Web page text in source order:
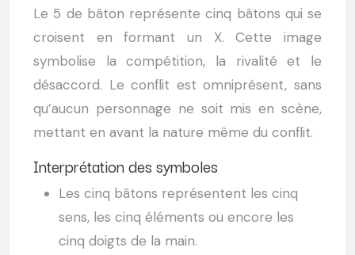
Le 5 de bâton représente cinq bâtons qui se
croisent en formant un X. Cette image
symbolise la compétition, la rivalité et le
désaccord. Le conflit est omniprésent, sans
qu’aucun personnage ne soit mis en scène,
mettant en avant la nature même du conflit.
Interprétation des symboles
Les cinq bâtons représentent les cinq
sens, les cinq éléments ou encore les
cinq doigts de la main.